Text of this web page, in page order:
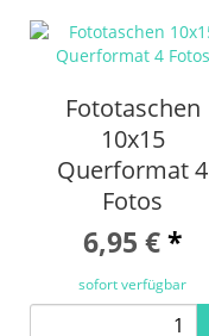
Fototaschen
10x15
Querformat 4
Fotos
6,95 € *
sofort verfügbar